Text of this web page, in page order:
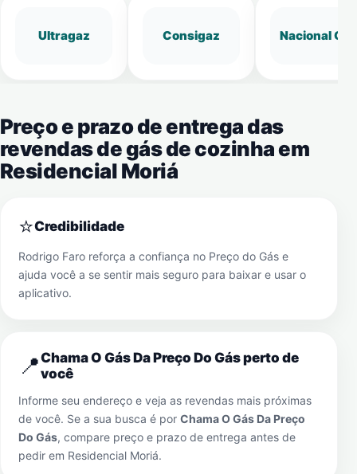
Ultragaz Consigaz Nacional Gás
Preço e prazo de entrega das
revendas de gás de cozinha em
Residencial Moriá
⭐Credibilidade
Rodrigo Faro reforça a confiança no Preço do Gás e
ajuda você a se sentir mais seguro para baixar e usar o
aplicativo.
📍Chama O Gás Da Preço Do Gás perto de
você
Informe seu endereço e veja as revendas mais próximas
de você. Se a sua busca é por Chama O Gás Da Preço
Do Gás, compare preço e prazo de entrega antes de
pedir em Residencial Moriá.